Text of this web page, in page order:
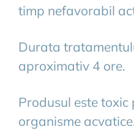
timp nefavorabil
Durata
aproximativ 4 ore.
Produsul este
organisme